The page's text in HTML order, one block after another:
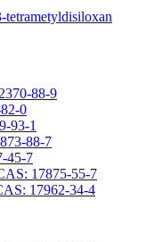
88-9
0
93-1
88-7
45-7
17875-55-7
17962-34-4